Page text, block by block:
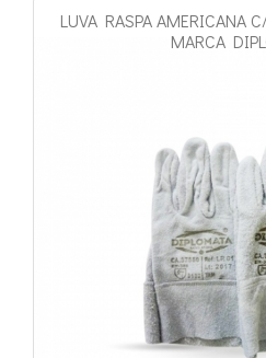
LUVA RASPA AMERICANA
MARCA